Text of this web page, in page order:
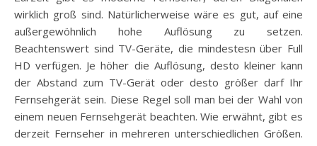
wirklich groß sind. Natürlicherweise wäre es gut, auf eine
außergewöhnlich hohe Auflösung zu setzen.
Beachtenswert sind TV-Geräte, die mindestesn über Full
HD verfügen. Je höher die Auflösung, desto kleiner kann
der Abstand zum TV-Gerät oder desto größer darf Ihr
Fernsehgerät sein. Diese Regel soll man bei der Wahl von
einem neuen Fernsehgerät beachten. Wie erwähnt, gibt es
derzeit Fernseher in mehreren unterschiedlichen Größen.